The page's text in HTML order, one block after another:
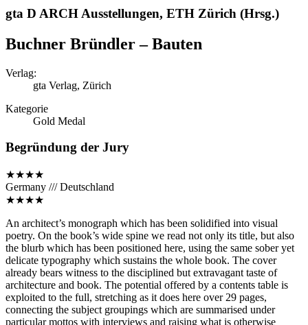
gta D ARCH Ausstellungen, ETH Zürich (Hrsg.)
Buchner Bründler – Bauten
Verlag:
gta Verlag, Zürich
Kategorie
Gold Medal
Begründung der Jury
★★★★
Germany /// Deutschland
★★★★
An architect’s monograph which has been solidified into visual
poetry. On the book’s wide spine we read not only its title, but also
the blurb which has been positioned here, using the same sober yet
delicate typography which sustains the whole book. The cover
already bears witness to the disciplined but extravagant taste of
architecture and book. The potential offered by a contents table is
exploited to the full, stretching as it does here over 29 pages,
connecting the subject groupings which are summarised under
particular mottos with interviews and raising what is otherwise